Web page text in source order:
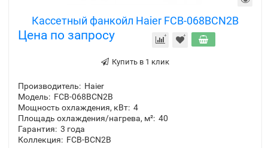
Кассетный фанкойл Haier FCB-068BCN2B
Производитель: Haier
Модель: FCB-068BCN2B
Мощность охлаждения, кВт: 4
Площадь охлаждения/нагрева, м²: 40
Гарантия: 3 года
Коллекция: FCB-BCN2B
Цена по запросу
Купить в 1 клик